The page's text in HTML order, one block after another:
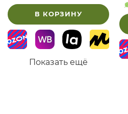
В КОРЗИНУ
Показать ещё